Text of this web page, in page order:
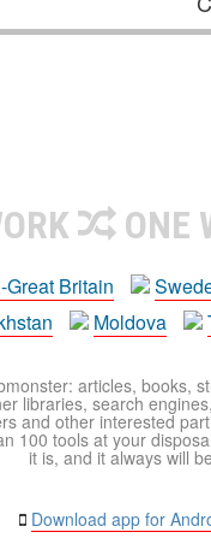
ONE
Great Britain
Moldova
articles, books,
libraries, search
and other interested
100 tools at your
it is, and it always will
Download app for